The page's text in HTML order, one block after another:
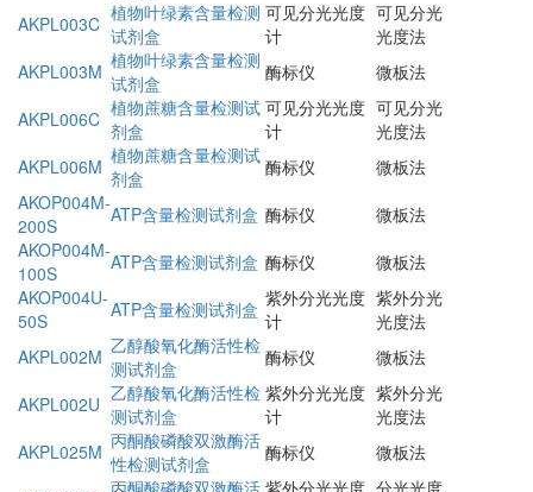
AKPL003C 植物叶绿素含量检测
试剂盒
可见分光光度
计
可见分光
光度法
AKPL003M 植物叶绿素含量检测
试剂盒
酶标仪
微板法
AKPL006C 植物蔗糖含量检测试
剂盒
可见分光光度
计
可见分光
光度法
AKPL006M 植物蔗糖含量检测试
剂盒
酶标仪
微板法
AKOP004M-
200S
ATP含量检测试剂盒 酶标仪
微板法
AKOP004M-
100S
ATP含量检测试剂盒 酶标仪
微板法
AKOP004U-
50S
ATP含量检测试剂盒 紫外分光光度
计
紫外分光
光度法
AKPL002M 乙醇酸氧化酶活性检
测试剂盒
酶标仪
微板法
AKPL002U 乙醇酸氧化酶活性检
测试剂盒
紫外分光光度
计
紫外分光
光度法
AKPL025M 丙酮酸磷酸双激酶活
性检测试剂盒
酶标仪
微板法
丙酮酸磷酸双激酶活 紫外分光光度 分光光度